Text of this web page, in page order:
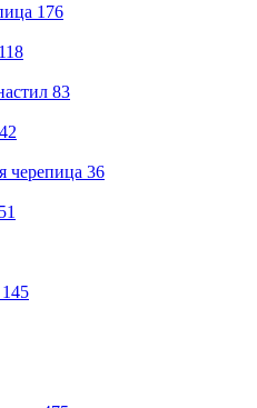
176
118
83
42
черепица 36
145